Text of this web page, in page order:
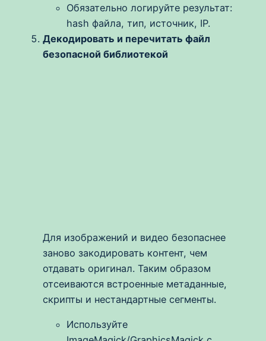
Обязательно логируйте результат:
hash файла, тип, источник, IP.
Декодировать и перечитать файл
безопасной библиотекой
Для изображений и видео безопаснее
заново закодировать контент, чем
отдавать оригинал. Таким образом
отсеиваются встроенные метаданные,
скрипты и нестандартные сегменты.
Используйте